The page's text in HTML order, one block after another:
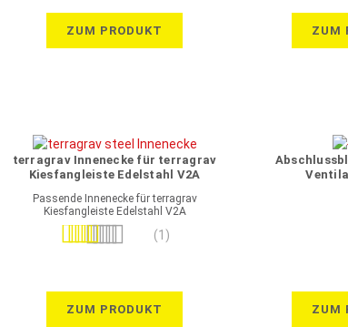
ZUM PRODUKT ZUM
terragrav Innenecke für terragrav
Kiesfangleiste Edelstahl V2A
Passende Innenecke für terragrav
Kiesfangleiste Edelstahl V2A
Bewertung:
(1)
ZUM PRODUKT ZUM